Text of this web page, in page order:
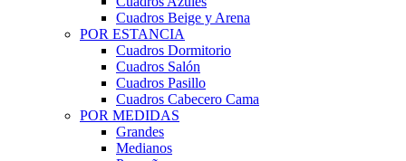
Cuadros Beige y Arena
POR ESTANCIA
Cuadros Dormitorio
Cuadros Salón
Cuadros Pasillo
Cuadros Cabecero Cama
POR MEDIDAS
Grandes
Medianos